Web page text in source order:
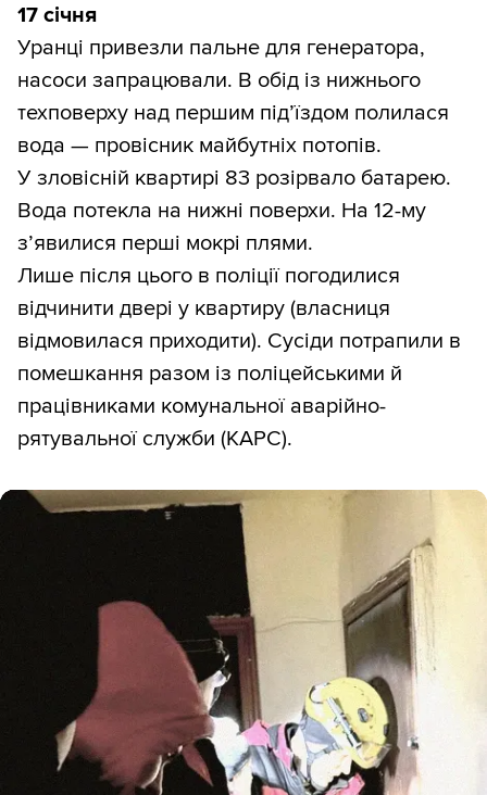
17 січня
Уранці привезли пальне для генератора,
насоси запрацювали. В обід із нижнього
техповерху над першим під’їздом полилася
вода — провісник майбутніх потопів.
У зловісній квартирі 83 розірвало батарею.
Вода потекла на нижні поверхи. На 12-му
з’явилися перші мокрі плями.
Лише після цього в поліції погодилися
відчинити двері у квартиру (власниця
відмовилася приходити). Сусіди потрапили в
помешкання разом із поліцейськими й
працівниками комунальної аварійно-
рятувальної служби (КАРС).